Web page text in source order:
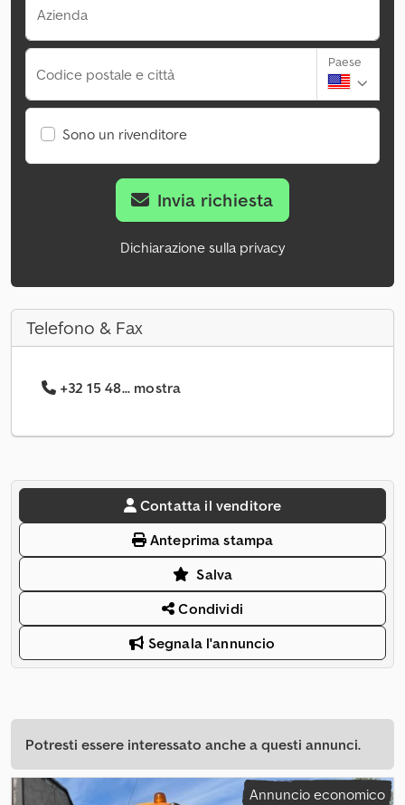
Azienda
Codice postale e città
Paese
Sono un rivenditore
Invia richiesta
Dichiarazione sulla privacy
Telefono & Fax
+32 15 48... mostra
Contatta il venditore
Anteprima stampa
Salva
Condividi
Segnala l'annuncio
Potresti essere interessato anche a questi annunci.
Annuncio economico